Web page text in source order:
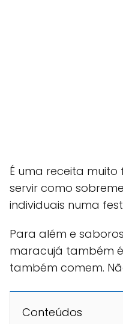
É uma receita
servir como
individuais numa
Para além e
maracujá também
também comem.
Conteúdos